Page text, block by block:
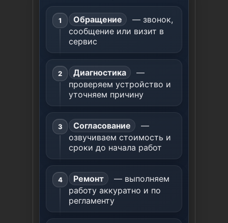
Обращение
— звонок,
сообщение или визит в
сервис
Диагностика
—
проверяем устройство и
уточняем причину
Согласование
—
озвучиваем стоимость и
сроки до начала работ
Ремонт
— выполняем
работу аккуратно и по
регламенту